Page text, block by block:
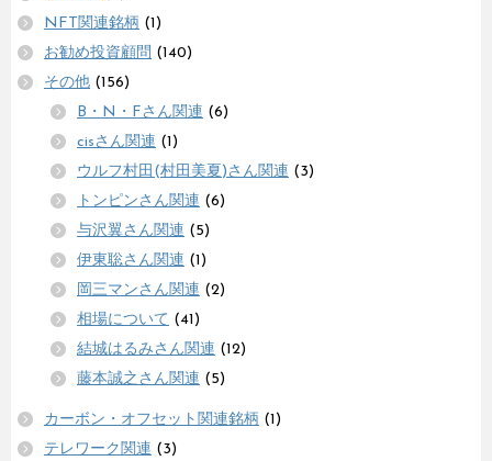
NFT関連銘柄 (1)
お勧め投資顧問 (140)
その他 (156)
B・N・Fさん関連 (6)
cisさん関連 (1)
ウルフ村田(村田美夏)さん関連 (3)
トンピンさん関連 (6)
与沢翼さん関連 (5)
伊東聡さん関連 (1)
岡三マンさん関連 (2)
相場について (41)
結城はるみさん関連 (12)
藤本誠之さん関連 (5)
カーボン・オフセット関連銘柄 (1)
テレワーク関連 (3)